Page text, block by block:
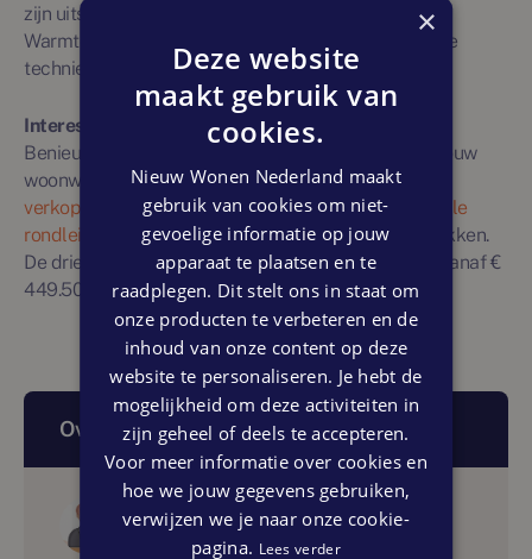
zijn uitstekend geïsoleerd, voorzien van een
WarmteTerugWin-installatie en ingericht met slimme
technieken die energie besparen.
Interesse?
Benieuwd of woningtype 10 in Common Ground bij jouw
woonwensen past? Neem dan contact op met de
verkopende makelaar of maak gebruik van de
virtuele
rondleiding
om dit duurzame appartement te ontdekken.
De driekamerappartementen zijn nog beschikbaar vanaf €
449.500 v.o.n.
Over dit artikel
Auteur
Nieuw Wonen Nederland
×
Deze website
maakt gebruik van
cookies.
Nieuw Wonen Nederland maakt
gebruik van cookies om niet-
gevoelige informatie op jouw
apparaat te plaatsen en te
raadplegen. Dit stelt ons in staat om
onze producten te verbeteren en de
inhoud van onze content op deze
website te personaliseren. Je hebt de
mogelijkheid om deze activiteiten in
zijn geheel of deels te accepteren.
Voor meer informatie over cookies en
hoe we jouw gegevens gebruiken,
verwijzen we je naar onze cookie-
pagina. Lees verder